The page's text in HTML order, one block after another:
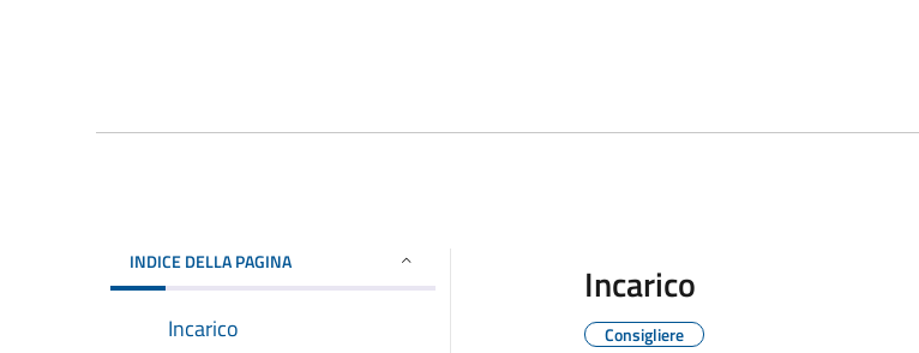
INDICE DELLA PAGINA
Incarico
Incarico
Consigliere